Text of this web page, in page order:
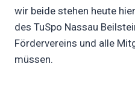
wir beide stehen heute
des TuSpo Nassau
Fördervereins und alle
müssen.